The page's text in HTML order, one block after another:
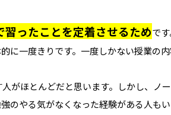
習ったことを定着させるためで
に一度きりです。一度しかない授業の
がほとんどだと思います。しかし、ノ
のやる気がなくなった経験がある人も